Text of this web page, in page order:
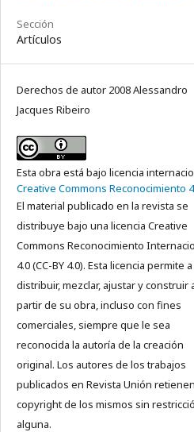
Sección
Artículos
Derechos de autor 2008 Alessandro
Jacques Ribeiro
Esta obra está bajo licencia
Creative Commons Reconocimiento
El material publicado en la revista se
distribuye bajo una licencia Creative
Commons Reconocimiento
4.0 (CC-BY 4.0). Esta licencia permite
distribuir, mezclar, ajustar y construir
partir de su obra, incluso con fines
comerciales, siempre que le sea
reconocida la autoría de la creación
original. Los autores de los trabajos
publicados en Revista Unión
copyright de los mismos sin
alguna.